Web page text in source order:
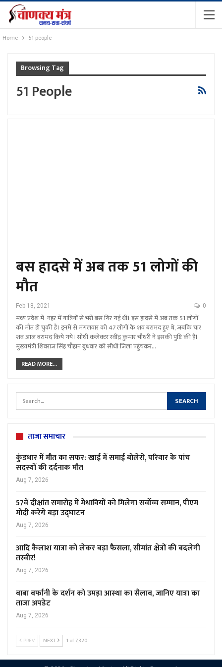
Home 51 people
Browsing Tag
51 People
बस हादसे में अब तक 51 लोगों की
मौत
Feb 18, 2021 0
मध्य प्रदेश में नहर में यात्रियों से भरी बस गिर गई थी। इस हादसे में अब तक 51 लोगों
की मौत हो चुकी है। इनमें से मंगलवार को 47 लोगों के शव बरामद हुए थे, जबकि चार
शव आज बरामद किये गये। सीधी कलेक्टर रवींद्र कुमार चौधरी ने इसकी पुष्टि की है।
मुख्यमंत्री शिवराज सिंह चौहान बुधवार को सीधी जिला पहुंचकर…
READ MORE...
ताजा समाचार
कुंडधार में मौत का सफर: खाई में समाई बोलेरो, परिवार के पांच
सदस्यों की दर्दनाक मौत
Aug 7, 2026
57वें दीक्षांत समारोह में मेधावियों को मिलेगा सर्वोच्च सम्मान, पीएम
मोदी करेंगे बड़ा उद्घाटन
Aug 7, 2026
आदि कैलाश यात्रा को लेकर बड़ा फैसला, सीमांत क्षेत्रों की बदलेगी
तस्वीर!
Aug 7, 2026
बाबा बर्फानी के दर्शन को उमड़ा आस्था का सैलाब, जानिए यात्रा का
ताजा अपडेट
Aug 7, 2026
PREV NEXT 1 of 7,320